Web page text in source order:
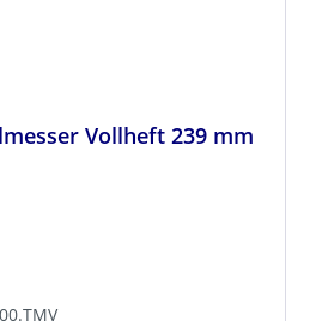
Vollheft 239 mm